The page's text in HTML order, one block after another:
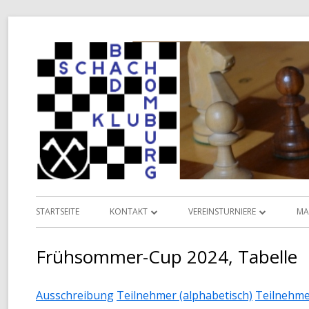
Primäres
STARTSEITE KONTAKT
TERMINKALENDER
VEREINSTURNIERE
SENIOREN-MEISTERSCHAFT
Frühsommer-Cup 2024, Tabelle
Ausschreibung Teilnehmer (alphabetisch)